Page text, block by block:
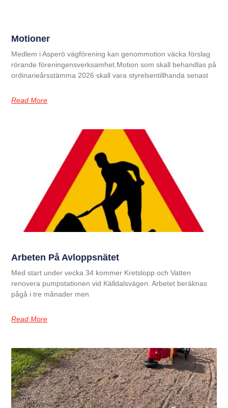
Motioner
Medlem i Asperö vägförening kan genommotion väcka förslag
rörande föreningensverksamhet.Motion som skall behandlas på
ordinarieårsstämma 2026 skall vara styrelsentillhanda senast
Read More
Arbeten På Avloppsnätet
Med start under vecka 34 kommer Kretslopp och Vatten
renovera pumpstationen vid Källdalsvägen. Arbetet beräknas
pågå i tre månader men
Read More